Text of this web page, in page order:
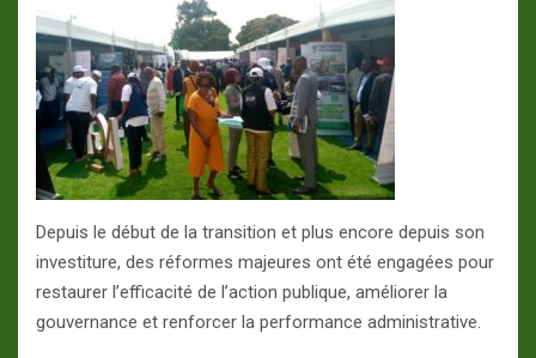
Depuis le début de la transition et plus encore depuis son
investiture, des réformes majeures ont été engagées pour
restaurer l’efficacité de l’action publique, améliorer la
gouvernance et renforcer la performance administrative.